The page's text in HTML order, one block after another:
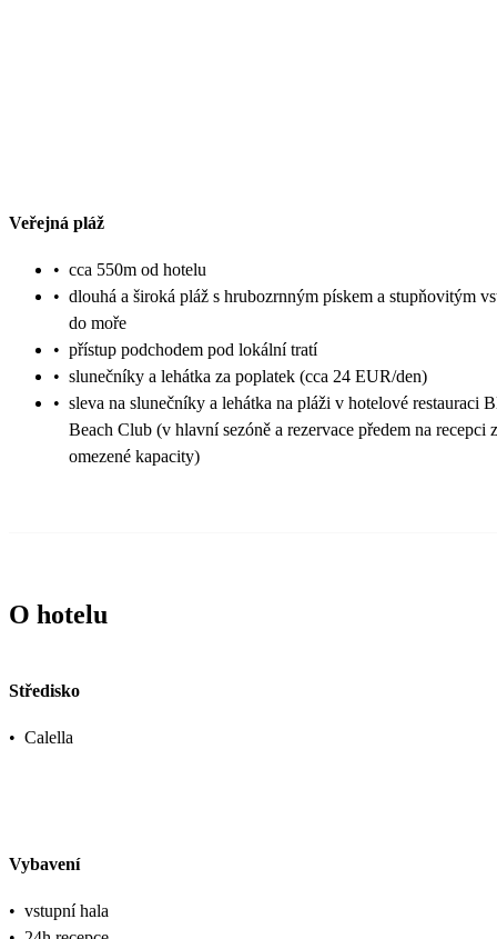
Veřejná pláž
• cca 550m od hotelu
• dlouhá a široká pláž s hrubozrnným pískem a stupňovitým
do moře
• přístup podchodem pod lokální tratí
• slunečníky a lehátka za poplatek (cca 24 EUR/den)
• sleva na slunečníky a lehátka na pláži v hotelové restauraci
Beach Club (v hlavní sezóně a rezervace předem na recepci
omezené kapacity)
O hotelu
Středisko
• Calella
Vybavení
• vstupní hala